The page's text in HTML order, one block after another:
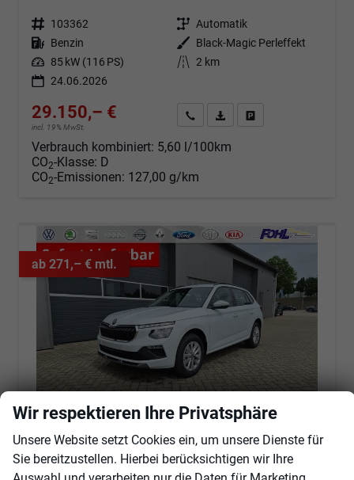
Fahrzeugnr. 103362 Getriebe Automatik
Kraftstoff Benzin Außenfarbe
Black-Magic Perleffekt
Leistung 85 kW (116 PS) Kilometerstand 2 km
24.06.2026
29.150,– €
incl. 19% MwSt.
Angebot anfordern
Fahrzeugexpose (PDF)
Verbrauch kombiniert: 5,60 l/100km
CO2-Klasse: D
CO2-Emissionen: 127,00 g/km
ab 271,– € mtl.
Skoda Kamiq
Wir respektieren Ihre Privatsphäre
Unsere Website setzt Cookies ein, um unsere Dienste für
Sie bereitzustellen. Hierbei berücksichtigen wir Ihre